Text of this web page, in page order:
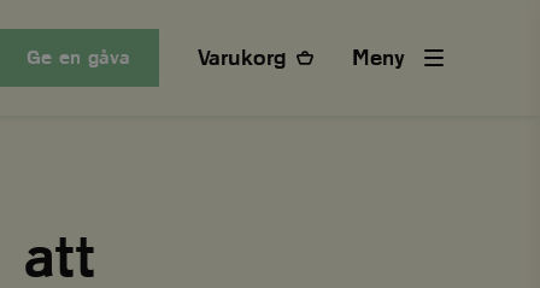
Ge en gåva Varukorg Meny
att